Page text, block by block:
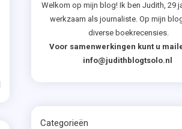
Welkom op mijn blog! Ik ben Judith, 29
werkzaam als journaliste. Op mijn
diverse boekrecensies.
Voor samenwerkingen kunt u
info@judithblogtsolo.nl
Categorieën